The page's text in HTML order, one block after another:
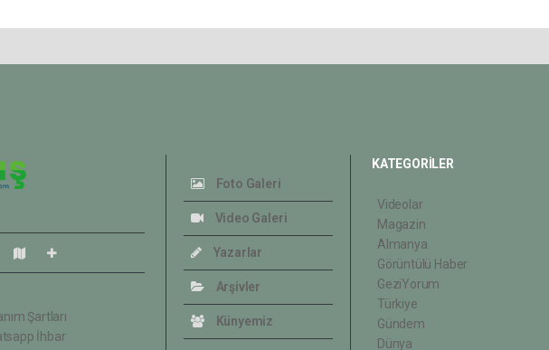
Şartları
İhbar
Foto Galeri
Video Galeri
Yazarlar
Arşivler
Künyemiz
KATEGORİLER
Videolar
Magazin
Almanya
Görüntülü Haber
GeziYorum
Türkiye
Gündem
Dünya